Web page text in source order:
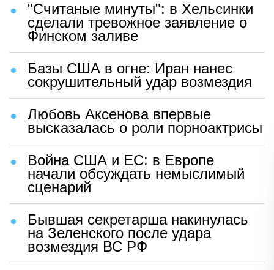
"Считаные минуты": в Хельсинки
сделали тревожное заявление о
Финском заливе
Базы США в огне: Иран нанес
сокрушительный удар возмездия
Любовь Аксенова впервые
высказалась о роли порноактрисы
Война США и ЕС: в Европе
начали обсуждать немыслимый
сценарий
Бывшая секретарша накинулась
на Зеленского после удара
возмездия ВС РФ